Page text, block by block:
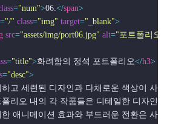
="num">06.</span>
="/" class="img" target="_blank">
src="assets/img/port06.jpg" alt="포트폴리오"
="title">화려함의 정석 포트폴리오</h3>
="desc">
화려하고 세련된 디자인과 다채로운 색상
포트폴리오 내의 각 작품들은 디테일한
화려한 애니메이션 효과와 부드러운 전환